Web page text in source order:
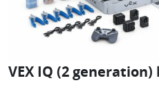
VEX IQ (2